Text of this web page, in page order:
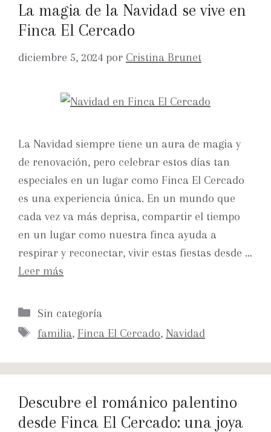
La magia de la Navidad se vive en
Finca El Cercado
diciembre 5, 2024 por Cristina Brunet
La Navidad siempre tiene un aura de magia y
de renovación, pero celebrar estos días tan
especiales en un lugar como Finca El Cercado
es una experiencia única. En un mundo que
cada vez va más deprisa, compartir el tiempo
en un lugar como nuestra finca ayuda a
respirar y reconectar, vivir estas fiestas desde …
Leer más
Sin categoría
familia, Finca El Cercado, Navidad
Descubre el románico palentino
desde Finca El Cercado: una joya